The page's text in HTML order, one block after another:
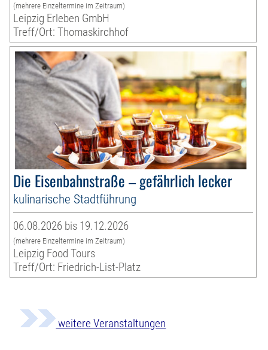
(mehrere Einzeltermine im Zeitraum)
Leipzig Erleben GmbH
Treff/Ort: Thomaskirchhof
Die Eisenbahnstraße – gefährlich lecker
kulinarische Stadtführung
06.08.2026 bis 19.12.2026
(mehrere Einzeltermine im Zeitraum)
Leipzig Food Tours
Treff/Ort: Friedrich-List-Platz
weitere Veranstaltungen